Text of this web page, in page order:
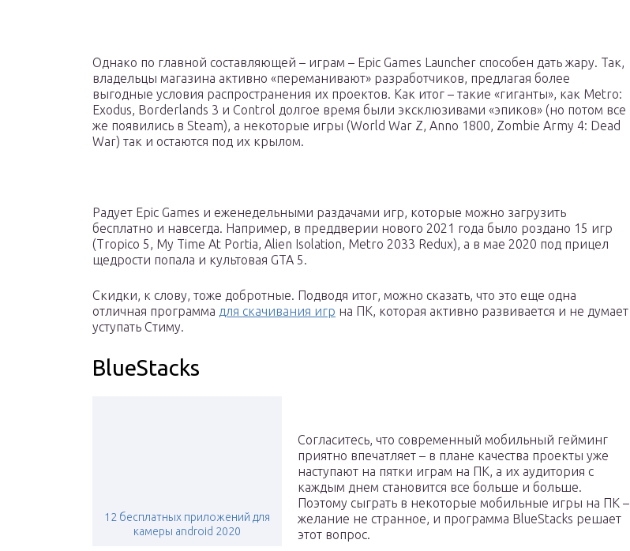
Однако по главной составляющей – играм – Epic Games Launcher способен дать жару. Так,
владельцы магазина активно «переманивают» разработчиков, предлагая более
выгодные условия распространения их проектов. Как итог – такие «гиганты», как Metro:
Exodus, Borderlands 3 и Control долгое время были эксклюзивами «эпиков» (но потом все
же появились в Steam), а некоторые игры (World War Z, Anno 1800, Zombie Army 4: Dead
War) так и остаются под их крылом.
Радует Epic Games и еженедельными раздачами игр, которые можно загрузить
бесплатно и навсегда. Например, в преддверии нового 2021 года было роздано 15 игр
(Tropico 5, My Time At Portia, Alien Isolation, Metro 2033 Redux), а в мае 2020 под прицел
щедрости попала и культовая GTA 5.
Скидки, к слову, тоже добротные. Подводя итог, можно сказать, что это еще одна
отличная программа для скачивания игр на ПК, которая активно развивается и не думает
уступать Стиму.
BlueStacks
12 бесплатных приложений для
камеры android 2020
Согласитесь, что современный мобильный гейминг
приятно впечатляет – в плане качества проекты уже
наступают на пятки играм на ПК, а их аудитория с
каждым днем становится все больше и больше.
Поэтому сыграть в некоторые мобильные игры на ПК –
желание не странное, и программа BlueStacks решает
этот вопрос.